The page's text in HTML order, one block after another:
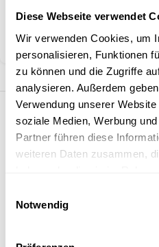
Diese Webseite verwendet
Wir verwenden Cookies, um
personalisieren, Funktionen
zu können und die Zugriffe
analysieren. Außerdem
Verwendung unserer
soziale Medien, Werbung
Partner führen diese
weiteren Daten zusammen,
Notwendig
Kategorie: Waffel-,
Teilen: